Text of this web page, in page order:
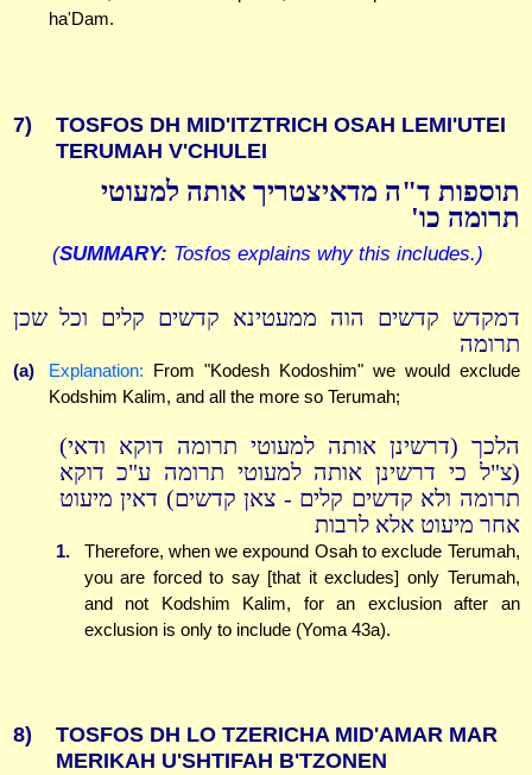
ha'Dam.
7)
TOSFOS DH MID'ITZTRICH OSAH LEMI'UTEI
TERUMAH V'CHULEI
תוספות ד"ה מדאיצטריך אותה למעוטי
תרומה כו'
(SUMMARY: Tosfos explains why this includes.)
דמקדש קדשים הוה ממעטינא קדשים קלים וכל שכן
תרומה
(a) Explanation: From "Kodesh Kodoshim" we would exclude
Kodshim Kalim, and all the more so Terumah;
הלכך (דרשינן אותה למעוטי תרומה דוקא ודאי)
(צ"ל כי דרשינן אותה למעוטי תרומה ע"כ דוקא
תרומה ולא קדשים קלים - צאן קדשים) דאין מיעוט
אחר מיעוט אלא לרבות
1.
Therefore, when we expound Osah to exclude Terumah,
you are forced to say [that it excludes] only Terumah,
and not Kodshim Kalim, for an exclusion after an
exclusion is only to include (Yoma 43a).
8)
TOSFOS DH LO TZERICHA MID'AMAR MAR
MERIKAH U'SHTIFAH B'TZONEN